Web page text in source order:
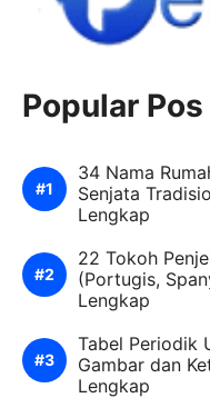
Popular Pos
34 Nama
Senjata
Lengkap
22 Tokoh
(Portugis,
Lengkap
Tabel Periodik
Gambar dan
Lengkap